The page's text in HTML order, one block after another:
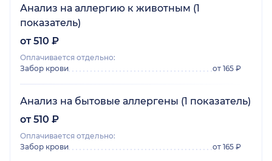
Анализ на аллергию к животным (1
показатель)
от 510 ₽
Оплачивается отдельно:
Забор крови
от 165 ₽
Анализ на бытовые аллергены (1 показатель)
от 510 ₽
Оплачивается отдельно:
Забор крови
от 165 ₽